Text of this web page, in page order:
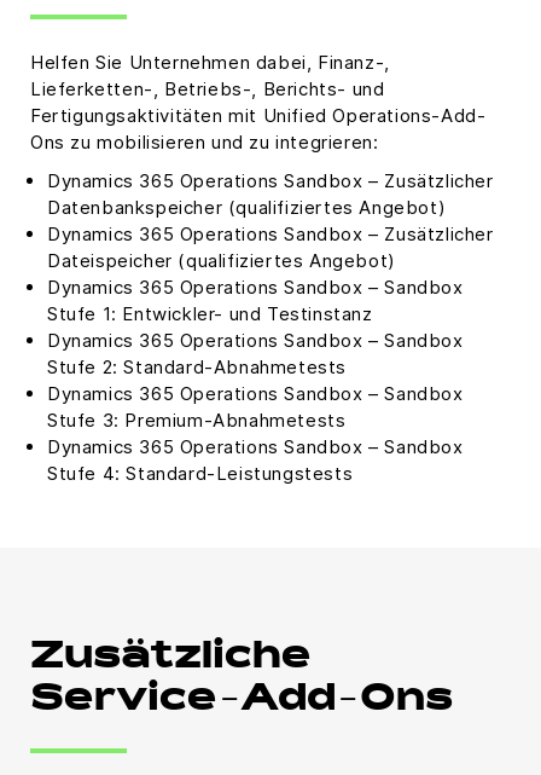
Helfen Sie Unternehmen dabei, Finanz-,
Lieferketten-, Betriebs-, Berichts- und
Fertigungsaktivitäten mit Unified Operations-Add-
Ons zu mobilisieren und zu integrieren:
Dynamics 365 Operations Sandbox – Zusätzlicher
Datenbankspeicher (qualifiziertes Angebot)
Dynamics 365 Operations Sandbox – Zusätzlicher
Dateispeicher (qualifiziertes Angebot)
Dynamics 365 Operations Sandbox – Sandbox
Stufe 1: Entwickler- und Testinstanz
Dynamics 365 Operations Sandbox – Sandbox
Stufe 2: Standard-Abnahmetests
Dynamics 365 Operations Sandbox – Sandbox
Stufe 3: Premium-Abnahmetests
Dynamics 365 Operations Sandbox – Sandbox
Stufe 4: Standard-Leistungstests
Zusätzliche
Service-Add-Ons